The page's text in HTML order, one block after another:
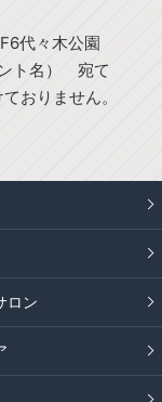
代々木公園
ト名） 宛て
おりません。
ロン